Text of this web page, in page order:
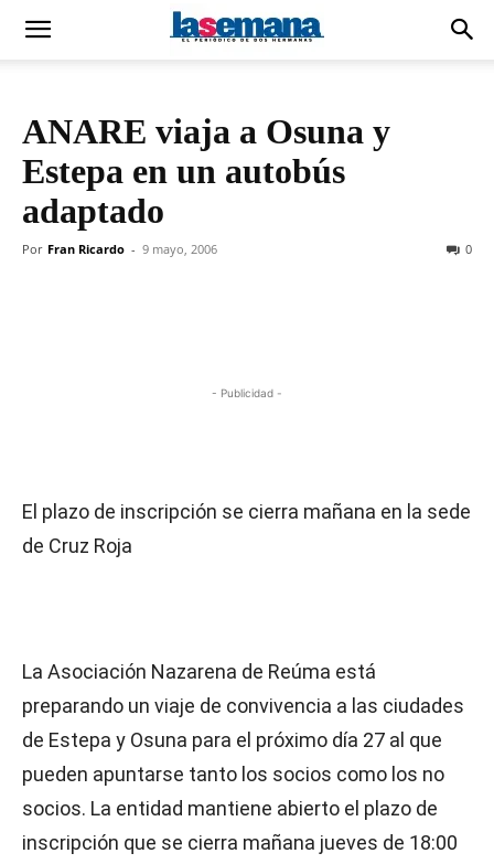
ANARE viaja a Osuna y
Estepa en un autobús
adaptado
Por Fran Ricardo - 9 mayo, 2006 0
- Publicidad -
El plazo de inscripción se cierra mañana en la sede
de Cruz Roja
La Asociación Nazarena de Reúma está
preparando un viaje de convivencia a las ciudades
de Estepa y Osuna para el próximo día 27 al que
pueden apuntarse tanto los socios como los no
socios. La entidad mantiene abierto el plazo de
inscripción que se cierra mañana jueves de 18:00